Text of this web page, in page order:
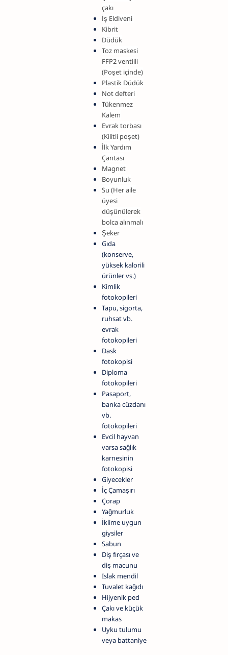
çakı
İş Eldiveni
Kibrit
Düdük
Toz maskesi
FFP2 ventiili
(Poşet içinde)
Plastik Düdük
Not defteri
Tükenmez
Kalem
Evrak torbası
(Kilitli poşet)
İlk Yardım
Çantası
Magnet
Boyunluk
Su (Her aile
üyesi
düşünülerek
bolca alınmalı
Şeker
Gıda
(konserve,
yüksek kalorili
ürünler vs.)
Kimlik
fotokopileri
Tapu, sigorta,
ruhsat vb.
evrak
fotokopileri
Dask
fotokopisi
Diploma
fotokopileri
Pasaport,
banka cüzdanı
vb.
fotokopileri
Evcil hayvan
varsa sağlık
karnesinin
fotokopisi
Giyecekler
İç Çamaşırı
Çorap
Yağmurluk
İklime uygun
giysiler
Sabun
Diş fırçası ve
diş macunu
Islak mendil
Tuvalet kağıdı
Hijyenik ped
Çakı ve küçük
makas
Uyku tulumu
veya battaniye